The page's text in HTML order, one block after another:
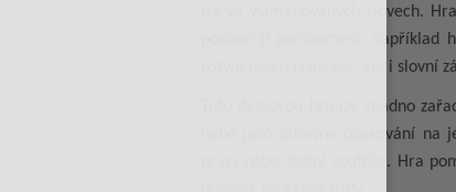
i/y ve vyjmenovaných slovech.
podporují porozumění, například
rozvíjí nejen pravopis, ale i slovní
Tuto deskovou hru lze snadno
nebo jako zábavné opakování
práci nebo školní soutěže. Hra